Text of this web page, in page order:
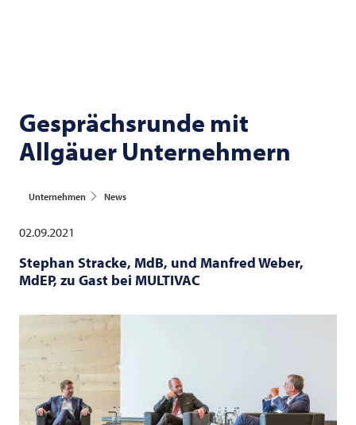
Gesprächsrunde mit
Allgäuer Unternehmern
Unternehmen News
02.09.2021
Stephan Stracke, MdB, und Manfred Weber,
MdEP, zu Gast bei MULTIVAC